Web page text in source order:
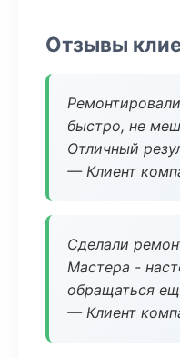
Отзывы
быстро, не
Отличный
— Клиент
Сделали
Мастера -
обращаться
— Клиент